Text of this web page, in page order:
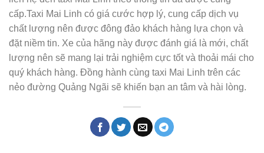
cấp.Taxi Mai Linh có giá cước hợp lý, cung cấp dịch vụ
chất lượng nên được đông đảo khách hàng lựa chọn và
đặt niềm tin. Xe của hãng này được đánh giá là mới, chất
lượng nên sẽ mang lại trải nghiệm cực tốt và thoải mái cho
quý khách hàng. Đồng hành cùng taxi Mai Linh trên các
nẻo đường Quảng Ngãi sẽ khiến bạn an tâm và hài lòng.